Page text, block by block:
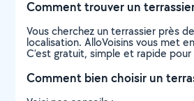
Comment trouver un
Vous cherchez un terrassier près
localisation. AlloVoisins vous met
C’est gratuit, simple et rapide
Comment bien choisir un